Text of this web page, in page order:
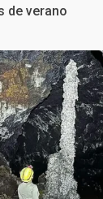
de verano